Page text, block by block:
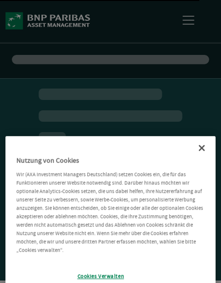
Nutzung von Cookies
Wir (AXA Investment Managers Deutschland) setzen Cookies ein, die für das
Funktionieren unserer Website notwendig sind. Darüber hinaus möchten wir
optionale Analytics-Cookies setzen, die uns dabei helfen, Ihre Nutzererfahrung auf
unserer Seite zu verbessern, sowie Werbe-Cookies, um personalisierte Werbung
anzuzeigen. Sie können entscheiden, ob Sie einige oder alle der optionalen Cookies
akzeptieren oder ablehnen möchten. Cookies, die Ihre Zustimmung benötigen,
werden nicht automatisch gesetzt und das Ablehnen von Cookies schränkt die
Nutzung unserer Website nicht ein. Wenn Sie mehr über die Cookies erfahren
möchten, die wir und unsere dritten Partner erfassen möchten, wählen Sie bitte
„Cookies verwalten“.
Cookies Verwalten